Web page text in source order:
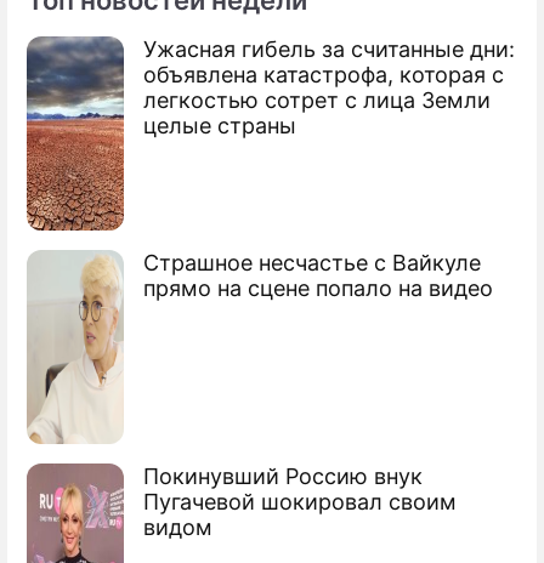
Ужасная гибель за считанные дни:
объявлена катастрофа, которая с
легкостью сотрет с лица Земли
целые страны
Страшное несчастье с Вайкуле
прямо на сцене попало на видео
Покинувший Россию внук
Пугачевой шокировал своим
видом
По теме
Канада требует выгнать Россию с
Олимпиады
Водянова и Гергиев примут флаг
Олимпиады
Лидер сборной России пропустит
Олимпиаду
Прохоров устроит праздник на
Олимпиаде
Олимпиаде